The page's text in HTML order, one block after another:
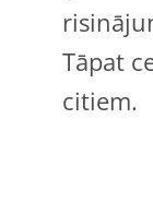
Tāpat
citiem.